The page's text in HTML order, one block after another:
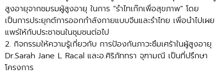
สูงอายุจากชมรมผู้สูงอายุ ในการ “รำไทเก๊กเพื่อสุขภาพ” โดย
เป็นการประยุกต์การออกกำลังกายแบบจีนและรำไทย เพื่อนำไปเผย
แพร่ให้กับประชาชนในชุมชนต่อไป
2. กิจกรรมให้ความรู้เกี่ยวกับ การป้องกันภาวะซึมเศร้าในผู้สูงอายุ
Dr.Sarah Jane L Racal และอ.ศิริภัททรา จุฑามณี เป็นที่ปรึกษา
โครงการ